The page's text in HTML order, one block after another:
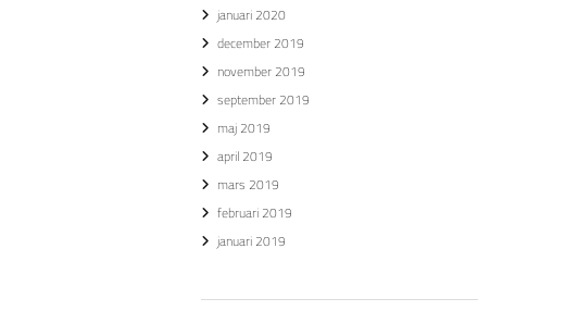
januari 2020
december 2019
november 2019
september 2019
maj 2019
april 2019
mars 2019
februari 2019
januari 2019